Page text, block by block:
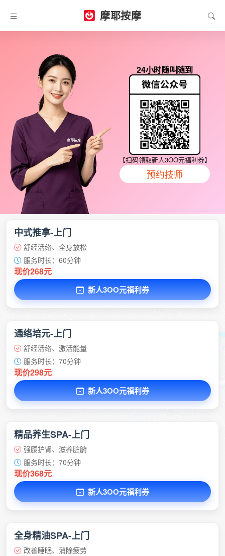
摩耶按摩
24小时随叫随到
【扫码领取新人3OO元福利券】
预约技师
中式推拿-上门
舒经活络、全身放松
服务时长：60分钟
现价268元
新人3OO元福利券
通络培元-上门
舒经活络、激活能量
服务时长：70分钟
现价298元
新人3OO元福利券
精品养生SPA-上门
强腰护肾、滋养脏腑
服务时长：70分钟
现价368元
新人3OO元福利券
全身精油SPA-上门
改善睡眠、消除疲劳